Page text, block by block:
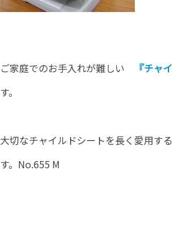
ご家庭でのお手入れが難しい 『チャ
す。
大切なチャイルドシートを長く愛用す
す。No.655 M